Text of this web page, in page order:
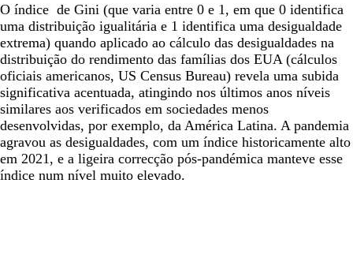
O índice de Gini (que varia entre 0 e 1, em que 0 identifica
uma distribuição igualitária e 1 identifica uma desigualdade
extrema) quando aplicado ao cálculo das desigualdades na
distribuição do rendimento das famílias dos EUA (cálculos
oficiais americanos, US Census Bureau) revela uma subida
significativa acentuada, atingindo nos últimos anos níveis
similares aos verificados em sociedades menos
desenvolvidas, por exemplo, da América Latina. A pandemia
agravou as desigualdades, com um índice historicamente alto
em 2021, e a ligeira correcção pós-pandémica manteve esse
índice num nível muito elevado.